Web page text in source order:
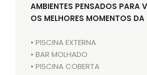
AMBIENTES PENSADOS PARA
OS MELHORES MOMENTOS
• PISCINA EXTERNA
• BAR MOLHADO
• PISCINA COBERTA